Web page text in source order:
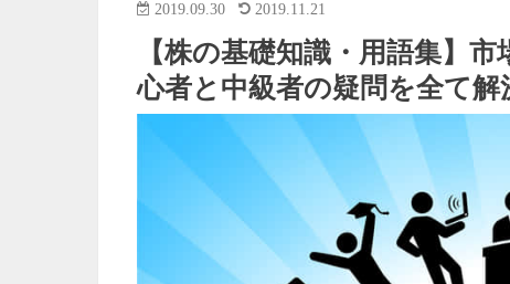
2019.09.30 2019.11.21
【株の基礎知識・用語集】
心者と中級者の疑問を全て解